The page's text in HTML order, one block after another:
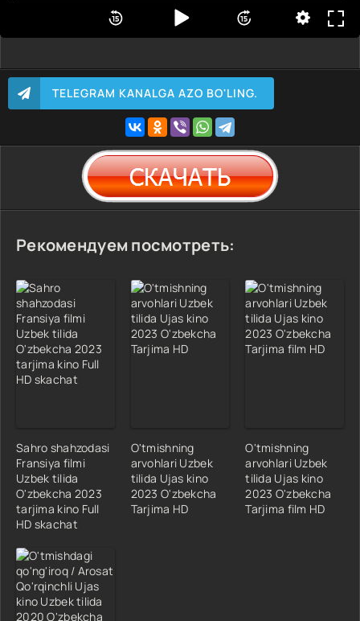
TELEGRAM KANALGA AZO BO'LING.
Рекомендуем посмотреть:
Sahro shahzodasi
Fransiya filmi
Uzbek tilida
O'zbekcha 2023
tarjima kino Full
HD skachat
O'tmishning
arvohlari Uzbek
tilida Ujas kino
2023 O'zbekcha
Tarjima HD
O'tmishning
arvohlari Uzbek
tilida Ujas kino
2023 O'zbekcha
Tarjima film HD